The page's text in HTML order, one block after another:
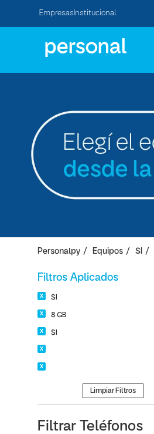
Empresas Institucional
Personalpy Equipos SI
Filtros Aplicados
SI
8 GB
SI
Limpiar Filtros
Filtrar Teléfonos